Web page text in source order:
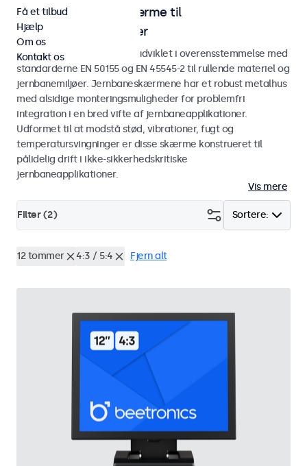
Skærme og touchskærme til
jernbaneapplikationer
Skærme og touchskærme udviklet i overensstemmelse med
standarderne EN 50155 og EN 45545-2 til rullende materiel og
jernbanemiljøer. Jernbaneskærmene har et robust metalhus
med alsidige monteringsmuligheder for problemfri
integration i en bred vifte af jernbaneapplikationer.
Udformet til at modstå stød, vibrationer, fugt og
temperatursvingninger er disse skærme konstrueret til
pålidelig drift i ikke-sikkerhedskritiske
jernbaneapplikationer.
Vis mere
Sortere:
Filter (2)
12 tommer 4:3 / 5:4 Fjern alt
Få et tilbud
Hjælp
Om os
Kontakt os